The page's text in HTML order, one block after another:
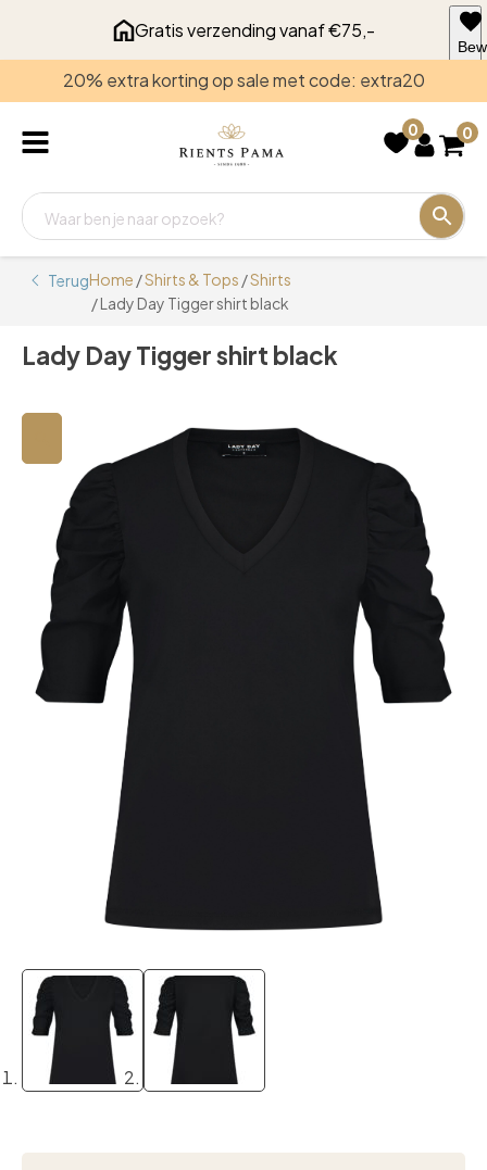
Gratis verzending vanaf €75,-
20% extra korting op sale met code: extra20
0 0
TerugHome /Shirts & Tops /Shirts
/ Lady Day Tigger shirt black
Lady Day Tigger shirt black
voor